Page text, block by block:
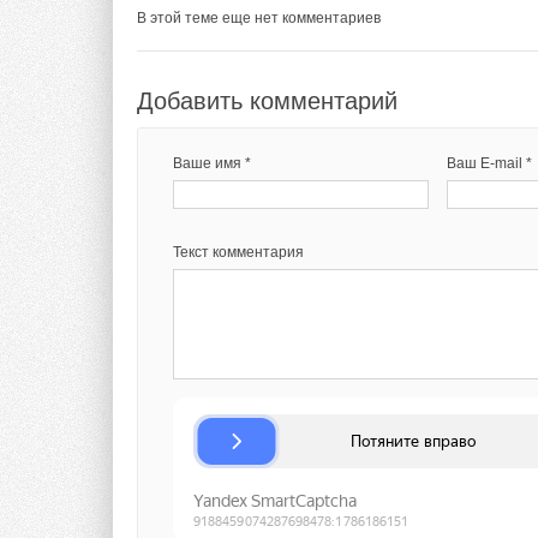
В этой теме еще нет комментариев
Добавить комментарий
Ваше имя * Ваш E-mail *
Текст комментария
Тэги: Бриз - Климатические системы
Увлажнители, осушители, очистители воздуха
Добавить комментарий
Ваше имя * Ваш E-mail *